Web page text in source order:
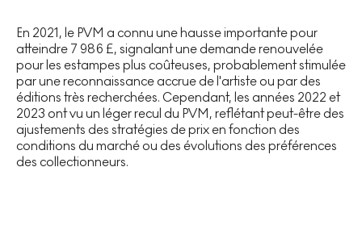
En 2021, le PVM a connu une hausse importante pour
atteindre 7 986 £, signalant une demande renouvelée
pour les estampes plus coûteuses, probablement stimulée
par une reconnaissance accrue de l'artiste ou par des
éditions très recherchées. Cependant, les années 2022 et
2023 ont vu un léger recul du PVM, reflétant peut-être des
ajustements des stratégies de prix en fonction des
conditions du marché ou des évolutions des préférences
des collectionneurs.